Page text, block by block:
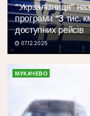
“Укрзалізниця”
програми “3 тис.
доступних рейсів
07.12.2025
МУКАЧЕВО